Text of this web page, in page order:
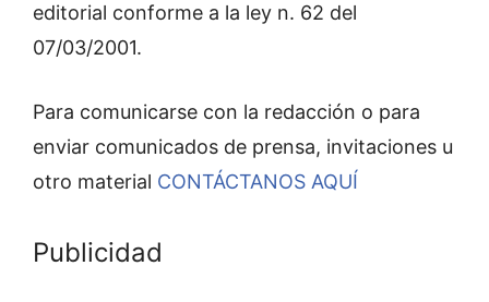
editorial conforme a la ley n. 62 del
07/03/2001.
Para comunicarse con la redacción o para
enviar comunicados de prensa, invitaciones u
otro material CONTÁCTANOS AQUÍ
Publicidad